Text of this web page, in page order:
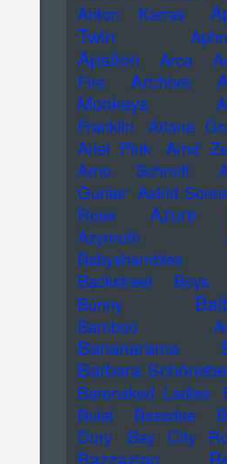
Anton Karras
Twin
Apsilon Arca
Fire
Archive
Monkeys
Franklin
Ariana
Ariel Pink
Arnd
Arno Schmitt
Gunter Astrid
Rose
Azure
Azymuth
Babyshambles
Backstreet Boys
Bunny
Bamboo
Bananarama
Barbara
Barenaked Ladies
Bulat
Bassdee
Dury
Bay City
Bazzazian